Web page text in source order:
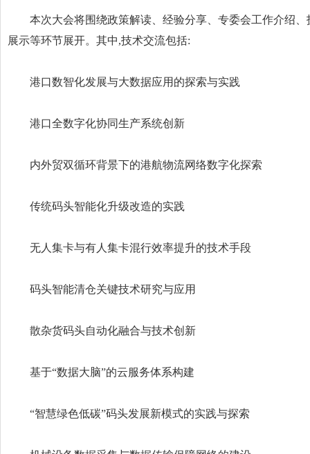
本次大会将围绕政策解读、经验分享、专委会工作介绍、
展示等环节展开。其中,技术交流包括:
港口数智化发展与大数据应用的探索与实践
港口全数字化协同生产系统创新
内外贸双循环背景下的港航物流网络数字化探索
传统码头智能化升级改造的实践
无人集卡与有人集卡混行效率提升的技术手段
码头智能清仓关键技术研究与应用
散杂货码头自动化融合与技术创新
基于“数据大脑”的云服务体系构建
“智慧绿色低碳”码头发展新模式的实践与探索